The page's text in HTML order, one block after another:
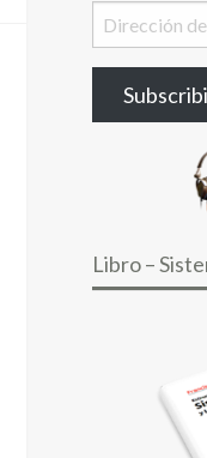
Dirección
de
electrónico
Libro –